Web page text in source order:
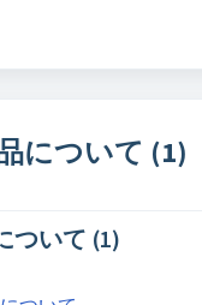
について (1)
ついて (1)